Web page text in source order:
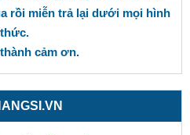
rồi miễn trả lại dưới mọi hình
thức.
cảm ơn.